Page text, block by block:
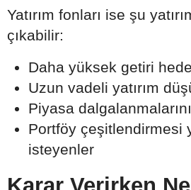
Yatırım fonları ise şu
çıkabilir:
Daha yüksek getiri
Uzun vadeli yatırım
Piyasa
Portföy çeşitlendirmesi
isteyenler